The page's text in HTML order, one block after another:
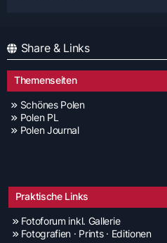
Share & Links
Themenseiten
Schönes Polen
Polen PL
Polen Journal
Praktische Links
Fotoforum inkl. Gallerie
Fotografien · Prints · Editionen